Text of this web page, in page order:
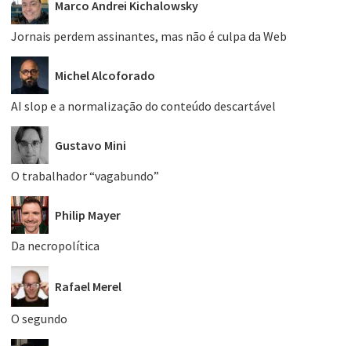
Marco Andrei Kichalowsky
Jornais perdem assinantes, mas não é culpa da Web
Michel Alcoforado
AI slop e a normalização do conteúdo descartável
Gustavo Mini
O trabalhador “vagabundo”
Philip Mayer
Da necropolítica
Rafael Merel
O segundo